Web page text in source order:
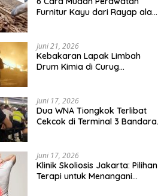
Furnitur Kayu dari Rayap ala
Juni 21, 2026
Kebakaran Lapak Limbah
Drum Kimia di Curug
Juni 17, 2026
Dua WNA Tiongkok Terlibat
Cekcok di Terminal 3 Bandara
Juni 17, 2026
Klinik Skoliosis Jakarta: Pilihan
Terapi untuk Menangani